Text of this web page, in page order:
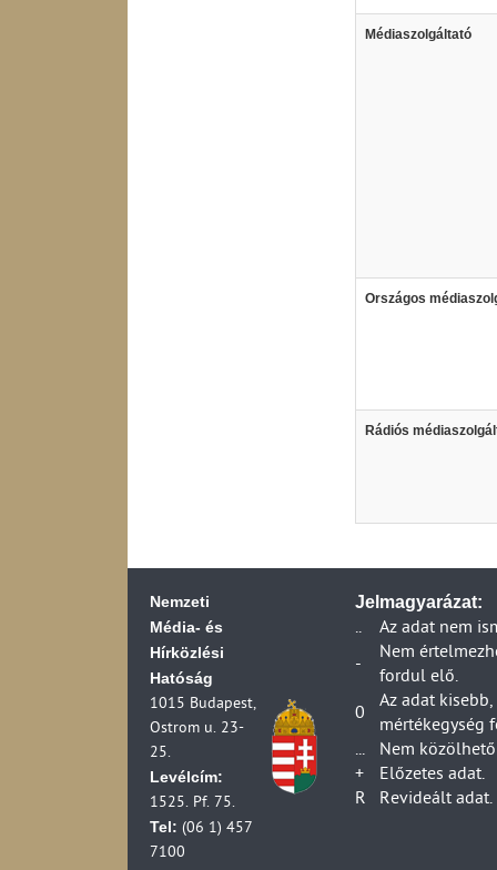
Médiaszolgáltató
Országos
Rádiós
Nemzeti
Média- és
Hírközlési
Hatóság
1015 Budapest,
Ostrom u. 23-
25.
Levélcím:
1525. Pf. 75.
Tel: (06 1) 457
7100
Jelmagyarázat:
..
Az adat nem
-
Nem
fordul elő.
0
Az adat
mértékegység
...
Nem
+
Előzetes adat.
R
Revideált adat.